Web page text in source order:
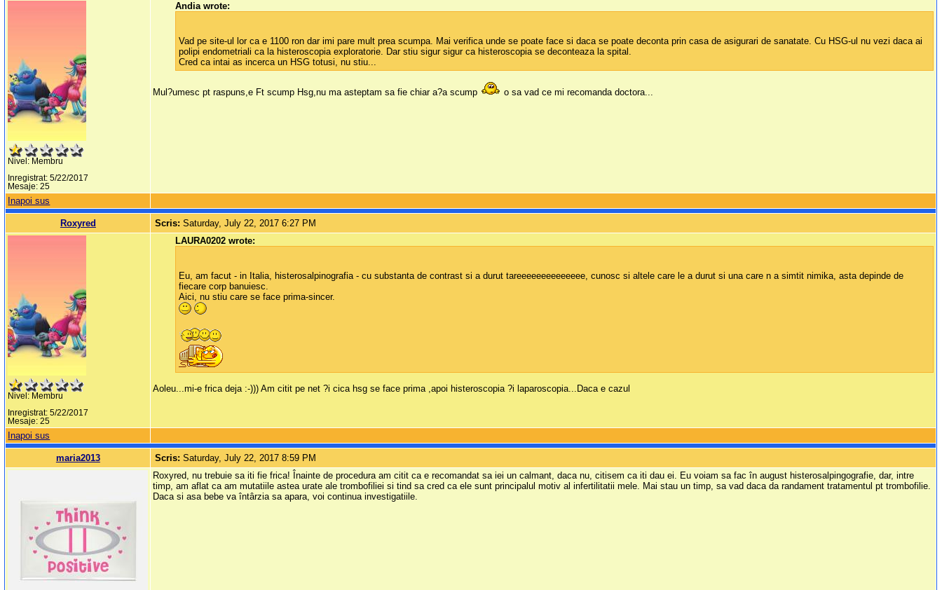
Nivel: Membru
Inregistrat: 5/22/2017
Mesaje: 25
Andia wrote:
Vad pe site-ul lor ca e 1100 ron dar imi pare mult prea scumpa. Mai verifica unde se poate face si daca se poate deconta prin casa de asigurari de sanatate. Cu HSG-ul nu vezi daca ai
polipi endometriali ca la histeroscopia exploratorie. Dar stiu sigur sigur ca histeroscopia se deconteaza la spital.
Cred ca intai as incerca un HSG totusi, nu stiu...
Mul?umesc pt raspuns,e Ft scump Hsg,nu ma asteptam sa fie chiar a?a scump o sa vad ce mi recomanda doctora...
Inapoi sus
Roxyred Scris:Saturday, July 22, 2017 6:27 PM
Nivel: Membru
Inregistrat: 5/22/2017
Mesaje: 25
LAURA0202 wrote:
Eu, am facut - in Italia, histerosalpinografia - cu substanta de contrast si a durut tareeeeeeeeeeeeee, cunosc si altele care le a durut si una care n a simtit nimika, asta depinde de
fiecare corp banuiesc.
Aici, nu stiu care se face prima-sincer.
Aoleu...mi-e frica deja :-))) Am citit pe net ?i cica hsg se face prima ,apoi histeroscopia ?i laparoscopia...Daca e cazul
Inapoi sus
maria2013 Scris:Saturday, July 22, 2017 8:59 PM
Roxyred, nu trebuie sa iti fie frica! Înainte de procedura am citit ca e recomandat sa iei un calmant, daca nu, citisem ca iti dau ei. Eu voiam sa fac în august histerosalpingografie, dar, intre
timp, am aflat ca am mutatiile astea urate ale trombofiliei si tind sa cred ca ele sunt principalul motiv al infertilitatii mele. Mai stau un timp, sa vad daca da randament tratamentul pt trombofilie.
Daca si asa bebe va întârzia sa apara, voi continua investigatiile.